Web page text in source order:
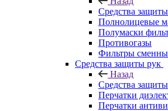
Средства
Полнолицевые
Полумаски
Противогазы
Фильтры
Средства защиты рук
Назад
Средства
Перчатки
Перчатки